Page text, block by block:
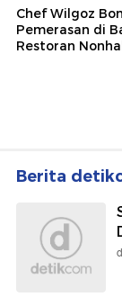
Chef Wilgoz
Pemerasan di
Restoran
Berita